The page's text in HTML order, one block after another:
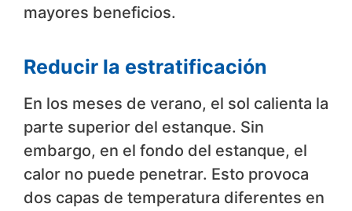
mayores beneficios.
Reducir la estratificación
En los meses de verano, el sol calienta la
parte superior del estanque. Sin
embargo, en el fondo del estanque, el
calor no puede penetrar. Esto provoca
dos capas de temperatura diferentes en